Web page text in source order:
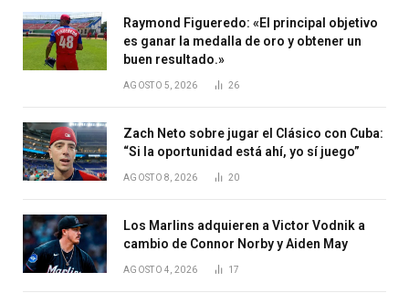
Raymond Figueredo: «El principal objetivo
es ganar la medalla de oro y obtener un
buen resultado.»
AGOSTO 5, 2026 26
Zach Neto sobre jugar el Clásico con Cuba:
“Si la oportunidad está ahí, yo sí juego”
AGOSTO 8, 2026 20
Los Marlins adquieren a Victor Vodnik a
cambio de Connor Norby y Aiden May
AGOSTO 4, 2026 17